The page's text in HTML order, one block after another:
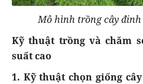
Mô hình trồng cây
Kỹ thuật trồng và chăm
suất cao
1. Kỹ thuật chọn giống